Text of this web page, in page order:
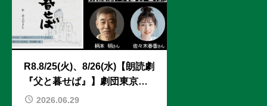
R8.8/25(火)、8/26(水)【朗読劇
『父と暮せば』】劇団東京乾
電池2026.06.29